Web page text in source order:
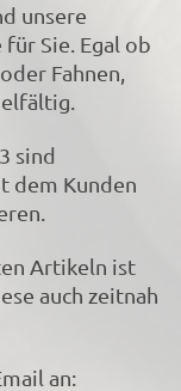
unsere
Sie. Egal ob
Fahnen,
sind
dem Kunden
Artikeln ist
auch zeitnah
an: